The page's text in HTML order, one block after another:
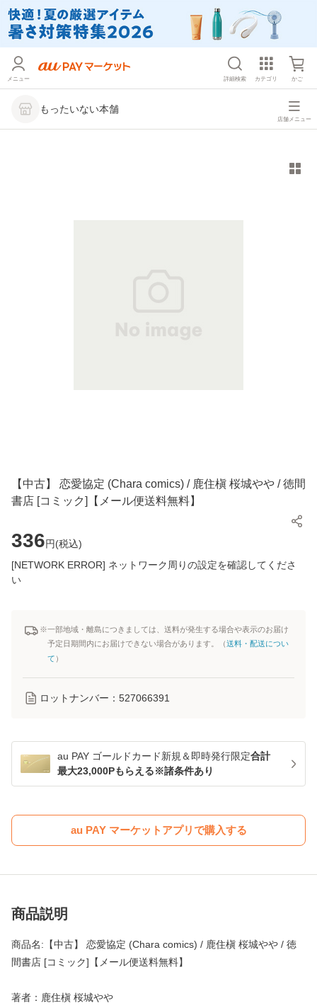
メニュー 詳細検索 カテゴリ かご
もったいない本舗
店舗メニュー
【中古】 恋愛協定 (Chara comics) / 鹿住槇 桜城やや / 徳間
書店 [コミック]【メール便送料無料】
336円(税込)
[NETWORK ERROR] ネットワーク周りの設定を確認してくださ
い
※一部地域・離島につきましては、送料が発生する場合や表示のお届け
予定日期間内にお届けできない場合があります。（送料・配送につい
て ）
ロットナンバー： 527066391
au PAY ゴールドカード新規＆即時発行限定合計
最大23,000Pもらえる※諸条件あり
au PAY マーケットアプリで購入する
商品説明
商品名:【中古】 恋愛協定 (Chara comics) / 鹿住槇 桜城やや / 徳
間書店 [コミック]【メール便送料無料】
著者：鹿住槇 桜城やや